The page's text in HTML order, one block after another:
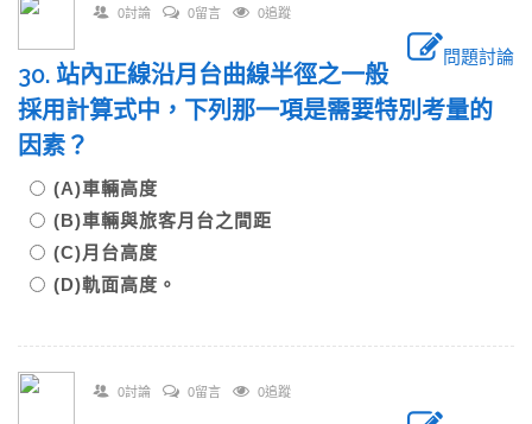
0討論 0留言 0追蹤
問題討論
30. 站內正線沿月台曲線半徑之一般
採用計算式中，下列那一項是需要特別考量的
因素？
(A)車輛高度
(B)車輛與旅客月台之間距
(C)月台高度
(D)軌面高度。
0討論 0留言 0追蹤